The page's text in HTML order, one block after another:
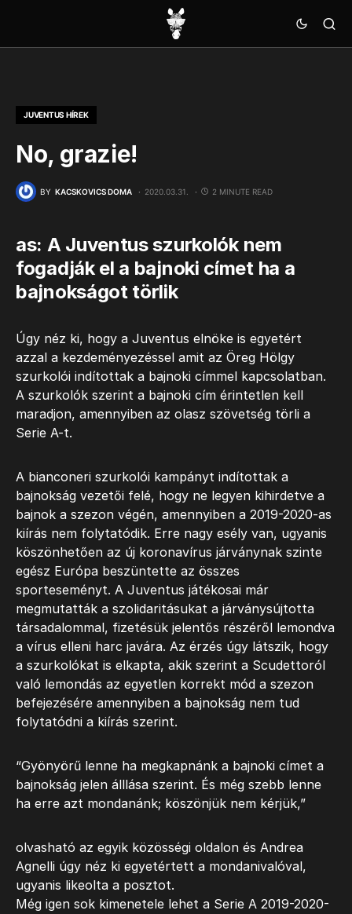
JUVENTUS HÍREK
No, grazie!
BY KACSKOVICS DOMA 2020.03.31. 2 MINUTE READ
as: A Juventus szurkolók nem
fogadják el a bajnoki címet ha a
bajnokságot törlik
Úgy néz ki, hogy a Juventus elnöke is egyetért
azzal a kezdeményezéssel amit az Öreg Hölgy
szurkolói indítottak a bajnoki címmel kapcsolatban.
A szurkolók szerint a bajnoki cím érintetlen kell
maradjon, amennyiben az olasz szövetség törli a
Serie A-t.
A bianconeri szurkolói kampányt indítottak a
bajnokság vezetői felé, hogy ne legyen kihirdetve a
bajnok a szezon végén, amennyiben a 2019-2020-as
kiírás nem folytatódik. Erre nagy esély van, ugyanis
köszönhetően az új koronavírus járványnak szinte
egész Európa beszüntette az összes
sporteseményt. A Juventus játékosai már
megmutatták a szolidaritásukat a járványsújtotta
társadalommal, fizetésük jelentős részéről lemondva
a vírus elleni harc javára. Az érzés úgy látszik, hogy
a szurkolókat is elkapta, akik szerint a Scudettoról
való lemondás az egyetlen korrekt mód a szezon
befejezésére amennyiben a bajnokság nem tud
folytatódni a kiírás szerint.
“Gyönyörű lenne ha megkapnánk a bajnoki címet a
bajnokság jelen álllása szerint. És még szebb lenne
ha erre azt mondanánk; köszönjük nem kérjük,”
olvasható az egyik közösségi oldalon és Andrea
Agnelli úgy néz ki egyetértett a mondanivalóval,
ugyanis likeolta a posztot.
Még igen sok kimenetele lehet a Serie A 2019-2020-